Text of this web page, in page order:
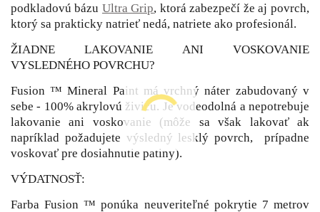
podkladovú bázu Ultra Grip, ktorá zabezpečí že aj povrch,
ktorý sa prakticky natrieť nedá, natriete ako profesionál.
ŽIADNE LAKOVANIE ANI VOSKOVANIE
VYSLEDNÉHO POVRCHU?
Fusion ™ Mineral Paint má vrchný náter zabudovaný v
sebe - 100% akrylovú živicu. Je vodeodolná a nepotrebuje
lakovanie ani voskovanie (môže sa však lakovať ak
napríklad požadujete výsledný lesklý povrch, prípadne
voskovať pre dosiahnutie patiny).
VÝDATNOSŤ:
Farba Fusion ™ ponúka neuveriteľné pokrytie 7 metrov